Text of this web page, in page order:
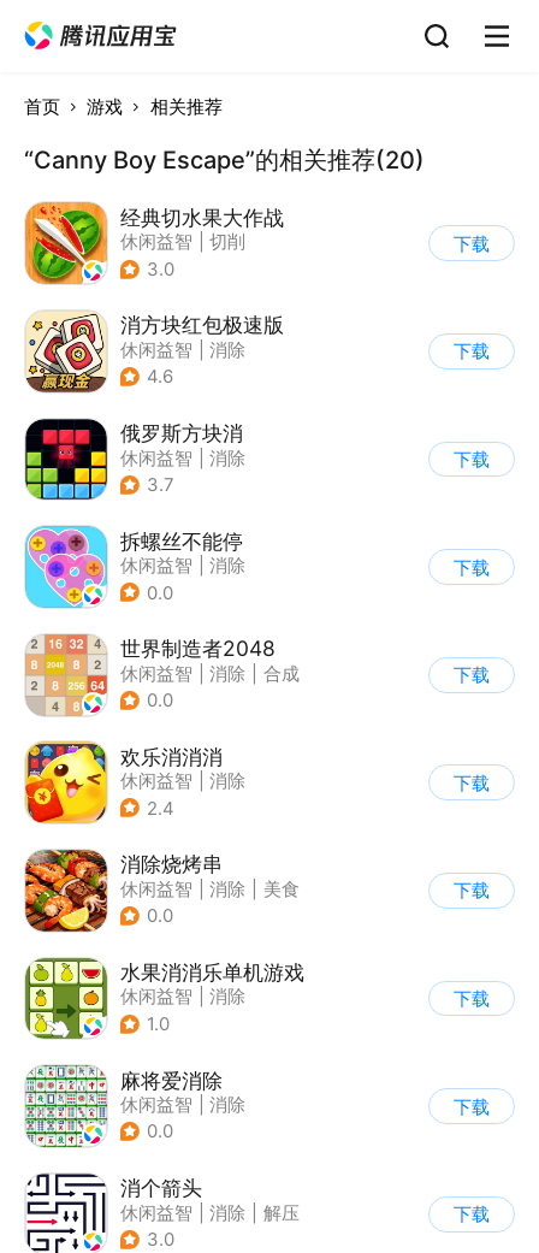
首页 游戏 相关推荐
“Canny Boy Escape”的相关推荐(20)
经典切水果大作战
休闲益智
切削
3.0
下载
消方块红包极速版
休闲益智
消除
| 积分网赚
4.6
下载
俄罗斯方块消
休闲益智
消除
| 俄罗斯方块
3.7
下载
拆螺丝不能停
休闲益智
消除
0.0
下载
世界制造者2048
休闲益智 消除
合成
0.0
下载
欢乐消消消
休闲益智
消除
| 积分网赚
2.4
下载
消除烧烤串
休闲益智 消除
美食
| 清新
0.0
下载
水果消消乐单机游戏
休闲益智
消除
1.0
下载
麻将爱消除
休闲益智
消除
0.0
下载
消个箭头
休闲益智 消除
解压
| 清新
3.0
下载